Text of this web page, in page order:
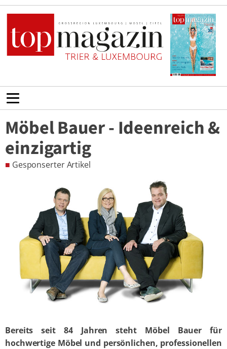
Möbel Bauer - Ideenreich &
einzigartig
■ Gesponserter Artikel
Bereits seit 84 Jahren steht Möbel Bauer für
hochwertige Möbel und persönlichen, professionellen